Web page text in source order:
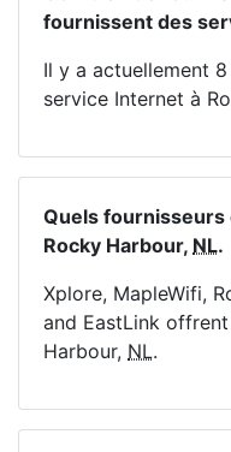
fournissent des
Il y a actuellement
service Internet à
Quels
Rocky Harbour, NL.
Xplore, MapleWifi,
and EastLink
Harbour, NL.